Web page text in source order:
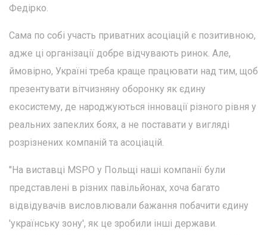
Федірко.
Сама по собі участь приватних асоціацій є позитивною,
адже ці організації добре відчувають ринок. Але,
ймовірно, Україні треба краще працювати над тим, щоб
презентувати вітчизняну оборонку як єдину
екосистему, де народжуються інновації різного рівня у
реальних запеклих боях, а не поставати у вигляді
розрізнених компаній та асоціацій.
"На виставці MSPO у Польщі наші компанії були
представлені в різних павільйонах, хоча багато
відвідувачів висловлювали бажання побачити єдину
'українську зону', як це зробили інші держави.